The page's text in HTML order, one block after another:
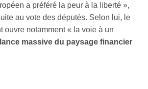
a préféré la peur à la liberté »,
au vote des députés. Selon lui, le
ouvre notamment « la voie à un
massive du paysage financier